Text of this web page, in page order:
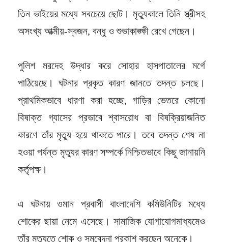
তিন ভাইয়ের মধ্যে সবচেয়ে ছোট। মৃত্যুকালে তিনি স্ত্রীসহ
অসংখ্য আত্মীয়-স্বজন, বন্ধু ও শুভাকাঙ্ক্ষী রেখে গেছেন।
পুলিশ মরদেহ উদ্ধার করে সোহার হাসপাতালের মর্গে
পাঠিয়েছে। ঘটনার প্রকৃত কারণ জানতে তদন্ত চলছে।
প্রাথমিকভাবে ধারণা করা হচ্ছে, গাড়ির ভেতরে কোনো
বিষাক্ত গ্যাসের প্রভাবে শ্বাসরোধ বা বিষক্রিয়াজনিত
কারণে তাঁর মৃত্যু হয়ে থাকতে পারে। তবে তদন্ত শেষ না
হওয়া পর্যন্ত মৃত্যুর কারণ সম্পর্কে নিশ্চিতভাবে কিছু জানায়নি
কর্তৃপক্ষ।
এ ঘটনায় ওমান প্রবাসী বাংলাদেশি কমিউনিটির মধ্যে
শোকের ছায়া নেমে এসেছে। সামাজিক যোগাযোগমাধ্যমেও
তাঁর মৃত্যুতে শোক ও সমবেদনা প্রকাশ করছেন অনেকে।